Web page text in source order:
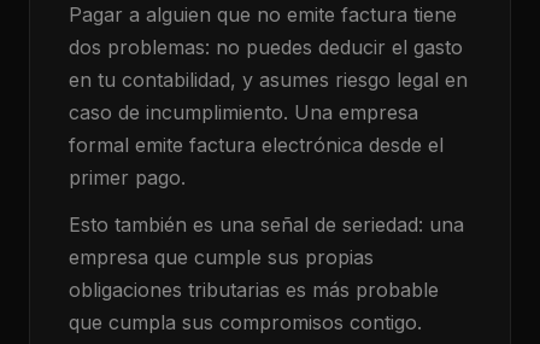
Pagar a alguien que no emite factura tiene
dos problemas: no puedes deducir el gasto
en tu contabilidad, y asumes riesgo legal en
caso de incumplimiento. Una empresa
formal emite factura electrónica desde el
primer pago.
Esto también es una señal de seriedad: una
empresa que cumple sus propias
obligaciones tributarias es más probable
que cumpla sus compromisos contigo.